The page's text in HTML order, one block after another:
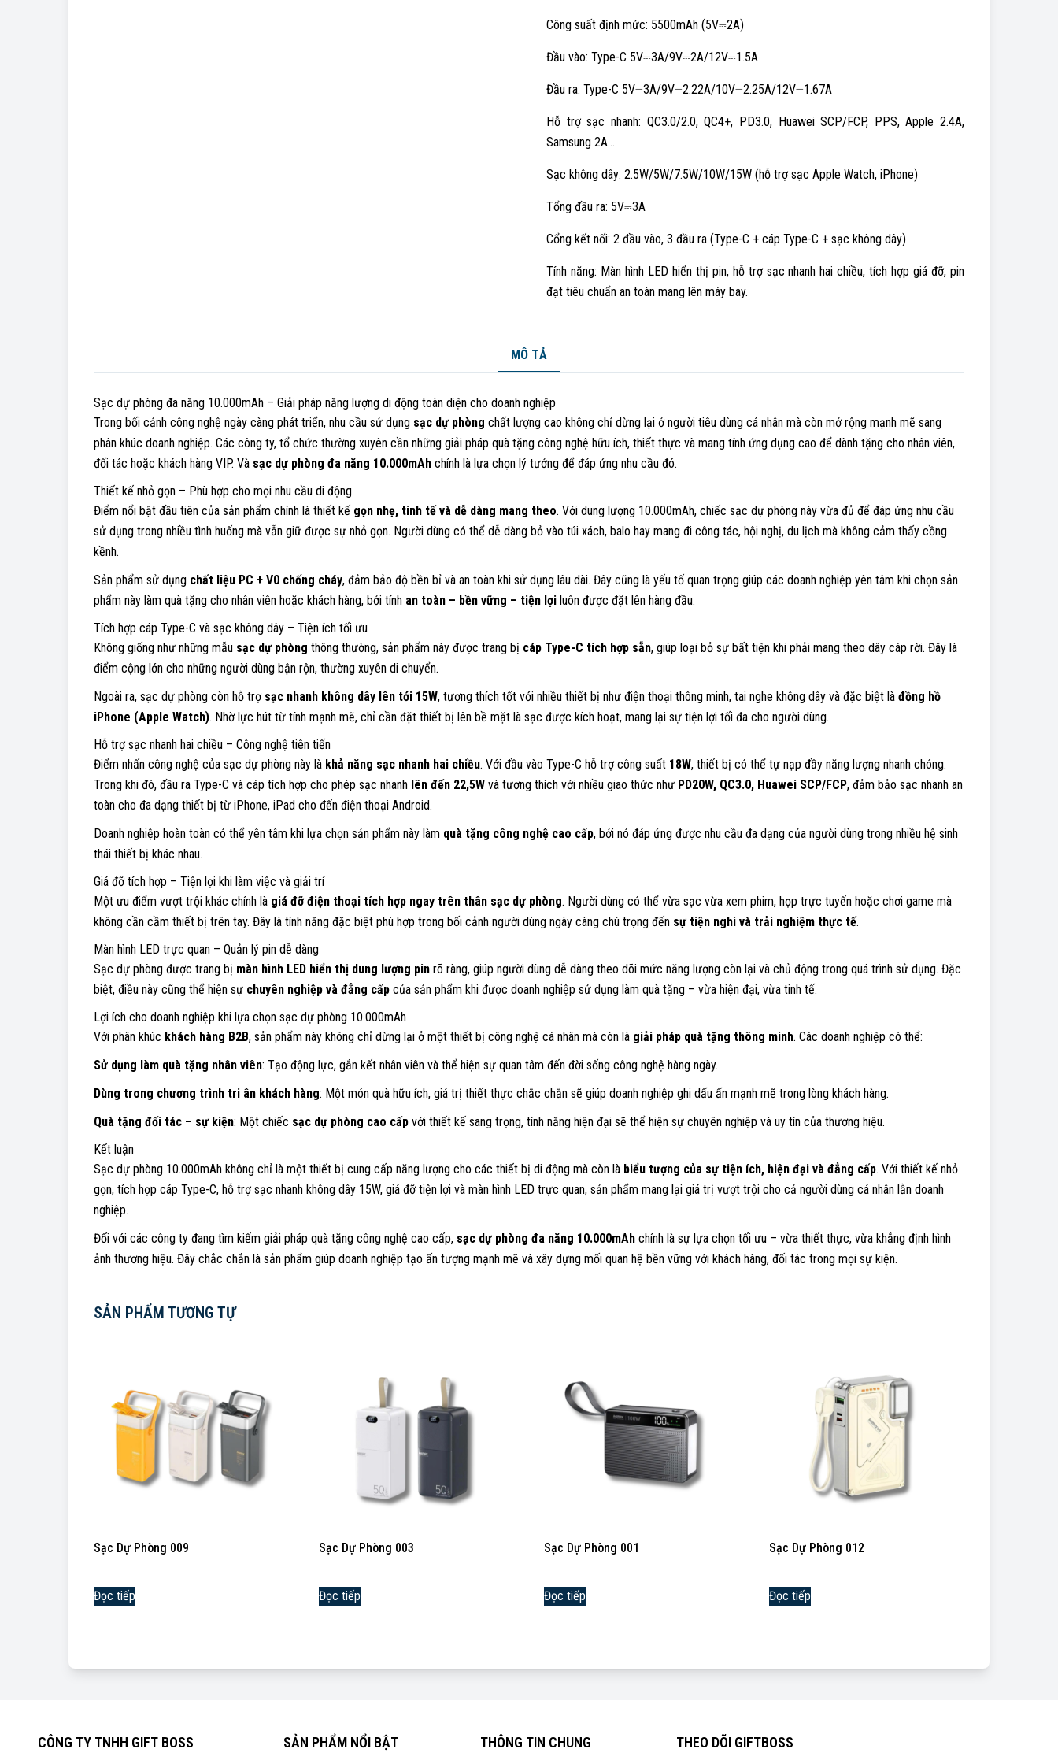
Công suất định mức: 5500mAh (5V⎓2A)
Đầu vào: Type-C 5V⎓3A/9V⎓2A/12V⎓1.5A
Đầu ra: Type-C 5V⎓3A/9V⎓2.22A/10V⎓2.25A/12V⎓1.67A
Hỗ trợ sạc nhanh: QC3.0/2.0, QC4+, PD3.0, Huawei SCP/FCP, PPS, Apple 2.4A,
Samsung 2A…
Sạc không dây: 2.5W/5W/7.5W/10W/15W (hỗ trợ sạc Apple Watch, iPhone)
Tổng đầu ra: 5V⎓3A
Cổng kết nối: 2 đầu vào, 3 đầu ra (Type-C + cáp Type-C + sạc không dây)
Tính năng: Màn hình LED hiển thị pin, hỗ trợ sạc nhanh hai chiều, tích hợp giá đỡ, pin
đạt tiêu chuẩn an toàn mang lên máy bay.
MÔ TẢ
Sạc dự phòng đa năng 10.000mAh – Giải pháp năng lượng di động toàn diện cho doanh nghiệp
Trong bối cảnh công nghệ ngày càng phát triển, nhu cầu sử dụng sạc dự phòng chất lượng cao không chỉ dừng lại ở người tiêu dùng cá nhân mà còn mở rộng mạnh mẽ sang
phân khúc doanh nghiệp. Các công ty, tổ chức thường xuyên cần những giải pháp quà tặng công nghệ hữu ích, thiết thực và mang tính ứng dụng cao để dành tặng cho nhân viên,
đối tác hoặc khách hàng VIP. Và sạc dự phòng đa năng 10.000mAh chính là lựa chọn lý tưởng để đáp ứng nhu cầu đó.
Thiết kế nhỏ gọn – Phù hợp cho mọi nhu cầu di động
Điểm nổi bật đầu tiên của sản phẩm chính là thiết kế gọn nhẹ, tinh tế và dễ dàng mang theo. Với dung lượng 10.000mAh, chiếc sạc dự phòng này vừa đủ để đáp ứng nhu cầu
sử dụng trong nhiều tình huống mà vẫn giữ được sự nhỏ gọn. Người dùng có thể dễ dàng bỏ vào túi xách, balo hay mang đi công tác, hội nghị, du lịch mà không cảm thấy cồng
kềnh.
Sản phẩm sử dụng chất liệu PC + V0 chống cháy, đảm bảo độ bền bỉ và an toàn khi sử dụng lâu dài. Đây cũng là yếu tố quan trọng giúp các doanh nghiệp yên tâm khi chọn sản
phẩm này làm quà tặng cho nhân viên hoặc khách hàng, bởi tính an toàn – bền vững – tiện lợi luôn được đặt lên hàng đầu.
Tích hợp cáp Type-C và sạc không dây – Tiện ích tối ưu
Không giống như những mẫu sạc dự phòng thông thường, sản phẩm này được trang bị cáp Type-C tích hợp sẵn, giúp loại bỏ sự bất tiện khi phải mang theo dây cáp rời. Đây là
điểm cộng lớn cho những người dùng bận rộn, thường xuyên di chuyển.
Ngoài ra, sạc dự phòng còn hỗ trợ sạc nhanh không dây lên tới 15W, tương thích tốt với nhiều thiết bị như điện thoại thông minh, tai nghe không dây và đặc biệt là đồng hồ
iPhone (Apple Watch). Nhờ lực hút từ tính mạnh mẽ, chỉ cần đặt thiết bị lên bề mặt là sạc được kích hoạt, mang lại sự tiện lợi tối đa cho người dùng.
Hỗ trợ sạc nhanh hai chiều – Công nghệ tiên tiến
Điểm nhấn công nghệ của sạc dự phòng này là khả năng sạc nhanh hai chiều. Với đầu vào Type-C hỗ trợ công suất 18W, thiết bị có thể tự nạp đầy năng lượng nhanh chóng.
Trong khi đó, đầu ra Type-C và cáp tích hợp cho phép sạc nhanh lên đến 22,5W và tương thích với nhiều giao thức như PD20W, QC3.0, Huawei SCP/FCP, đảm bảo sạc nhanh an
toàn cho đa dạng thiết bị từ iPhone, iPad cho đến điện thoại Android.
Doanh nghiệp hoàn toàn có thể yên tâm khi lựa chọn sản phẩm này làm quà tặng công nghệ cao cấp, bởi nó đáp ứng được nhu cầu đa dạng của người dùng trong nhiều hệ sinh
thái thiết bị khác nhau.
Giá đỡ tích hợp – Tiện lợi khi làm việc và giải trí
Một ưu điểm vượt trội khác chính là giá đỡ điện thoại tích hợp ngay trên thân sạc dự phòng. Người dùng có thể vừa sạc vừa xem phim, họp trực tuyến hoặc chơi game mà
không cần cầm thiết bị trên tay. Đây là tính năng đặc biệt phù hợp trong bối cảnh người dùng ngày càng chú trọng đến sự tiện nghi và trải nghiệm thực tế.
Màn hình LED trực quan – Quản lý pin dễ dàng
Sạc dự phòng được trang bị màn hình LED hiển thị dung lượng pin rõ ràng, giúp người dùng dễ dàng theo dõi mức năng lượng còn lại và chủ động trong quá trình sử dụng. Đặc
biệt, điều này cũng thể hiện sự chuyên nghiệp và đẳng cấp của sản phẩm khi được doanh nghiệp sử dụng làm quà tặng – vừa hiện đại, vừa tinh tế.
Lợi ích cho doanh nghiệp khi lựa chọn sạc dự phòng 10.000mAh
Với phân khúc khách hàng B2B, sản phẩm này không chỉ dừng lại ở một thiết bị công nghệ cá nhân mà còn là giải pháp quà tặng thông minh. Các doanh nghiệp có thể:
Sử dụng làm quà tặng nhân viên: Tạo động lực, gắn kết nhân viên và thể hiện sự quan tâm đến đời sống công nghệ hàng ngày.
Dùng trong chương trình tri ân khách hàng: Một món quà hữu ích, giá trị thiết thực chắc chắn sẽ giúp doanh nghiệp ghi dấu ấn mạnh mẽ trong lòng khách hàng.
Quà tặng đối tác – sự kiện: Một chiếc sạc dự phòng cao cấp với thiết kế sang trọng, tính năng hiện đại sẽ thể hiện sự chuyên nghiệp và uy tín của thương hiệu.
Kết luận
Sạc dự phòng 10.000mAh không chỉ là một thiết bị cung cấp năng lượng cho các thiết bị di động mà còn là biểu tượng của sự tiện ích, hiện đại và đẳng cấp. Với thiết kế nhỏ
gọn, tích hợp cáp Type-C, hỗ trợ sạc nhanh không dây 15W, giá đỡ tiện lợi và màn hình LED trực quan, sản phẩm mang lại giá trị vượt trội cho cả người dùng cá nhân lẫn doanh
nghiệp.
Đối với các công ty đang tìm kiếm giải pháp quà tặng công nghệ cao cấp, sạc dự phòng đa năng 10.000mAh chính là sự lựa chọn tối ưu – vừa thiết thực, vừa khẳng định hình
ảnh thương hiệu. Đây chắc chắn là sản phẩm giúp doanh nghiệp tạo ấn tượng mạnh mẽ và xây dựng mối quan hệ bền vững với khách hàng, đối tác trong mọi sự kiện.
SẢN PHẨM TƯƠNG TỰ
Sạc Dự Phòng 009
Đọc tiếp
Sạc Dự Phòng 003
Đọc tiếp
Sạc Dự Phòng 001
Đọc tiếp
Sạc Dự Phòng 012
Đọc tiếp
CÔNG TY TNHH GIFT BOSS SẢN PHẨM NỔI BẬT THÔNG TIN CHUNG THEO DÕI GIFTBOSS